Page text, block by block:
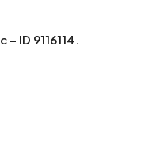
ID 9116114.